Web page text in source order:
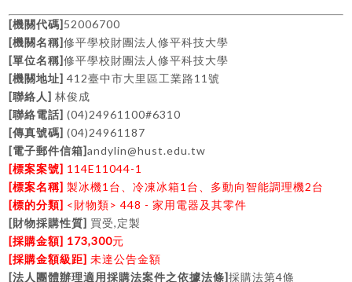
[機關代碼]52006700
[機關名稱]修平學校財團法人修平科技大學
[單位名稱]修平學校財團法人修平科技大學
[機關地址] 412臺中市大里區工業路 11號
[聯絡人] 林俊成
[聯絡電話] (04)24961100#6310
[傳真號碼] (04)24961187
[電子郵件信箱]andylin@hust.edu.tw
[標案案號] 114E11044-1
[標案名稱]製冰機1 台、冷凍冰箱1 台、多動向智能調理機2 台
[標的分類] < 財物類 > 448 -家用電器及其零件
[財物採購性質] 買受, 定製
[採購金額] 173,300元
[採購金額級距] 未達公告金額
[法人團體辦理適用採購法案件之依據法條]採購法第4條